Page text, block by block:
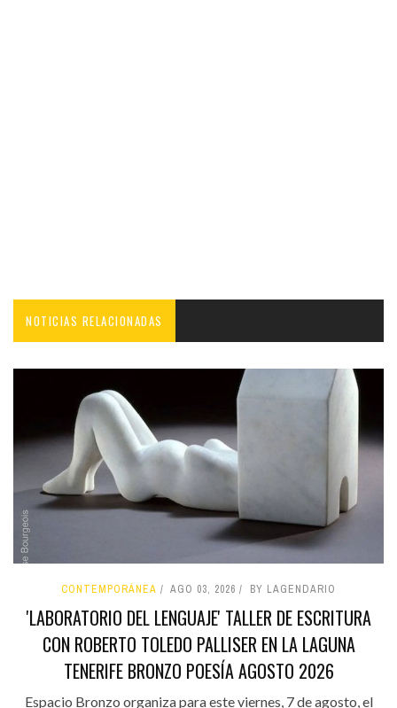
NOTICIAS RELACIONADAS
CONTEMPORÁNEA AGO 03, 2026 BY LAGENDARIO
'LABORATORIO DEL LENGUAJE' TALLER DE ESCRITURA
CON ROBERTO TOLEDO PALLISER EN LA LAGUNA
TENERIFE BRONZO POESÍA AGOSTO 2026
Espacio Bronzo organiza para este viernes, 7 de agosto, el